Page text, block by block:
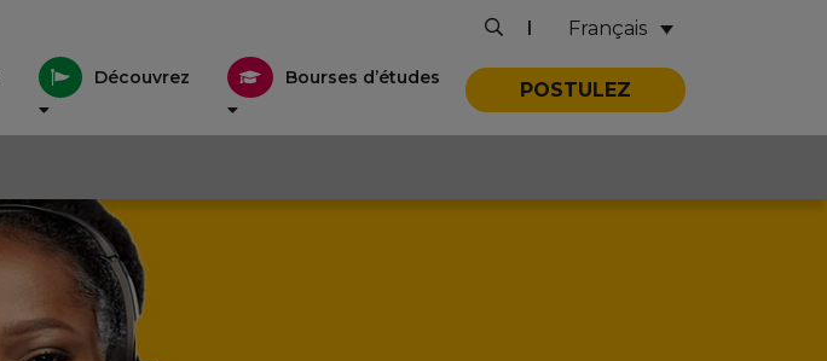
Français
Découvrez Bourses d’études
POSTULEZ